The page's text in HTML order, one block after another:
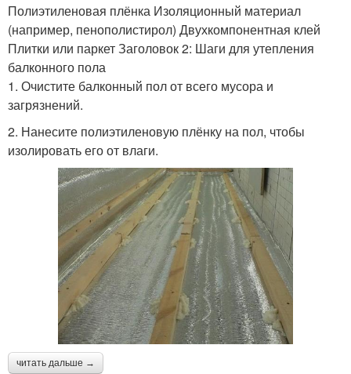
Полиэтиленовая плёнка Изоляционный материал
(например, пенополистирол) Двухкомпонентная клей
Плитки или паркет Заголовок 2: Шаги для утепления
балконного пола
1. Очистите балконный пол от всего мусора и
загрязнений.
2. Нанесите полиэтиленовую плёнку на пол, чтобы
изолировать его от влаги.
читать дальше →